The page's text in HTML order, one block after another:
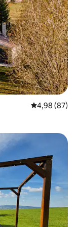
4,98 de uma
4,98 (87)